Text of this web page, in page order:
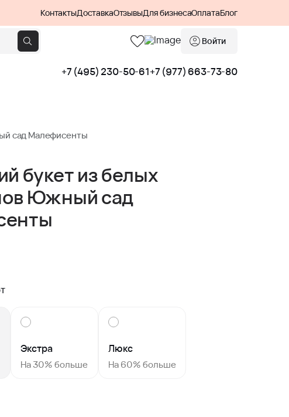
КонтактыДоставкаОтзывыДля бизнесаОплатаБлог
Войти
+7 (495) 230-50-61+7 (977) 663-73-80
сад Малефисенты
букет из белых
Южный сад
Экстра
На 30% больше
Люкс
На 60% больше